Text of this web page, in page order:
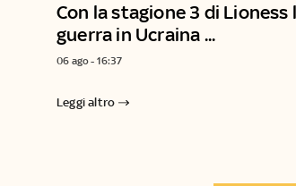
Con la stagione 3 di Lioness
guerra in Ucraina ...
06 ago - 16:37
Leggi altro